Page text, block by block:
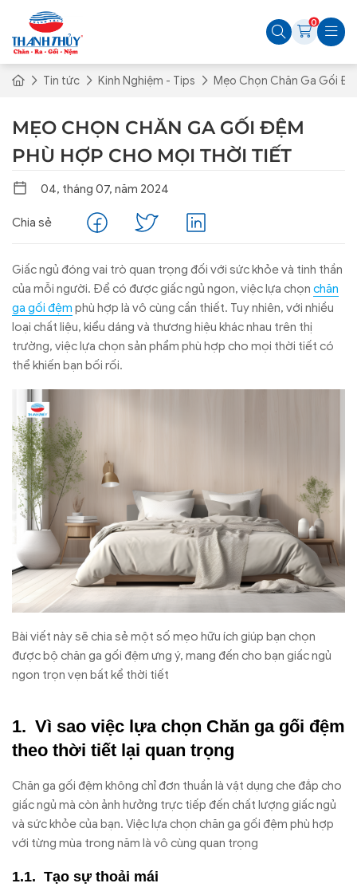
0
Tin tức Kinh Nghiệm - Tips Mẹo Chọn Chăn Ga Gối
MẸO CHỌN CHĂN GA GỐI ĐỆM
PHÙ HỢP CHO MỌI THỜI TIẾT
04, tháng 07, năm 2024
Chia sẻ
Giấc ngủ đóng vai trò quan trọng đối với sức khỏe và tinh thần
của mỗi người. Để có được giấc ngủ ngon, việc lựa chọn chăn
ga gối đệm phù hợp là vô cùng cần thiết. Tuy nhiên, với nhiều
loại chất liệu, kiểu dáng và thương hiệu khác nhau trên thị
trường, việc lựa chọn sản phẩm phù hợp cho mọi thời tiết có
thể khiến bạn bối rối.
Bài viết này sẽ chia sẻ một số mẹo hữu ích giúp bạn chọn
được bộ chăn ga gối đệm ưng ý, mang đến cho bạn giấc ngủ
ngon trọn vẹn bất kể thời tiết
Vì sao việc lựa chọn Chăn ga gối đệm
theo thời tiết lại quan trọng
Chăn ga gối đệm không chỉ đơn thuần là vật dụng che đắp cho
giấc ngủ mà còn ảnh hưởng trực tiếp đến chất lượng giấc ngủ
và sức khỏe của bạn. Việc lựa chọn chăn ga gối đệm phù hợp
với từng mùa trong năm là vô cùng quan trọng
Tạo sự thoải mái